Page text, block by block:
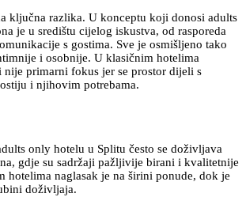
ključna razlika. U konceptu koji donosi adults
je u središtu cijelog iskustva, od rasporeda
s gostima. Sve je osmišljeno tako
i osobnije. U klasičnim hotelima
nije primarni fokus jer se prostor dijeli s
i njihovim potrebama.
only hotelu u Splitu često se doživljava
gdje su sadržaji pažljivije birani i kvalitetnije
hotelima naglasak je na širini ponude, dok je
doživljaja.